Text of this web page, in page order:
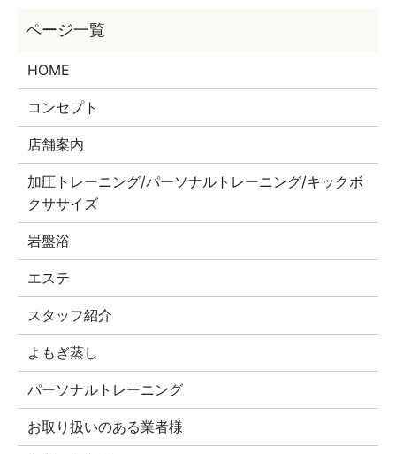
HOME
コンセプト
店舗案内
加圧トレーニング/パーソナルトレーニング/キックボ
クササイズ
岩盤浴
エステ
スタッフ紹介
よもぎ蒸し
パーソナルトレーニング
お取り扱いのある業者様